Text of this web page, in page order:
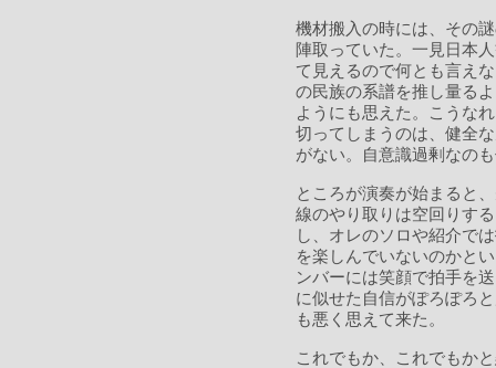
機材搬入の時には、その
陣取っていた。一見日本
て見えるので何とも言え
の民族の系譜を推し量る
ようにも思えた。こうな
切ってしまうのは、健全
がない。自意識過剰なの
ところが演奏が始まると
線のやり取りは空回りす
し、オレのソロや紹介で
を楽しんでいないのかと
ンバーには笑顔で拍手を
に似せた自信がぽろぽろ
も悪く思えて来た。
これでもか、これでもか